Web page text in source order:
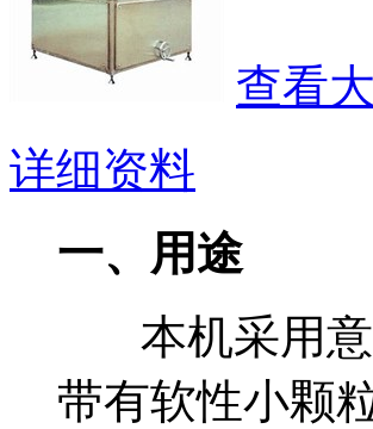
查看
详细资料
一、用途
本机采用意
带有软性小颗